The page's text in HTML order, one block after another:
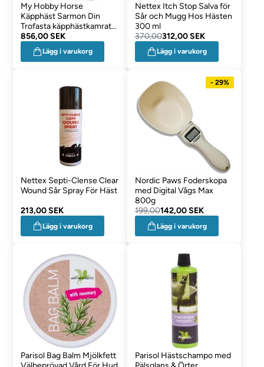
My Hobby Horse
Käpphäst Sarmon Din
Trofasta käpphästkamrat
Palomino
856,00 SEK
Lägg i varukorg
Nettex Itch Stop Salva för
Sår och Mugg Hos Hästen
300 ml
370,00312,00 SEK
Lägg i varukorg
Nettex Septi-Clense Clear
Wound Sår Spray För Häst
213,00 SEK
Lägg i varukorg
- 29%
Nordic Paws Foderskopa
med Digital Vågs Max
800g
199,00142,00 SEK
Lägg i varukorg
Parisol Bag Balm Mjölkfett
Parisol Hästschampo med